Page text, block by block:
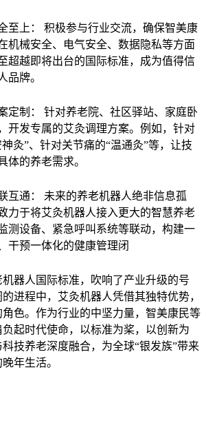
至上： 积极参与行业交流，确保智美康
机械安全、电气安全、数据隐私等方面
超越即将出台的国际标准，成为值得信
品牌。
定制： 针对养老院、社区驿站、家庭卧
开发专属的艾灸调理方案。例如，针对
灸”、针对关节痛的“温通灸”等，让技
体的养老需求。
互通： 未来的养老机器人绝非信息孤
力于将艾灸机器人接入更大的智慧养老
测设备、紧急呼叫系统等联动，构建一
干预一体化的健康管理闭
器人国际标准，吹响了产业升级的号
进程中，艾灸机器人凭借其独特优势，
色。作为行业的中坚力量，智美康民等
起时代使命，以标准为桨，以创新为
技养老深度融合，为全球“银发族”带来
年生活。